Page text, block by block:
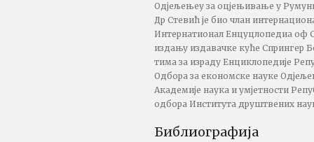
Одјељењеу за оцјењивање у
Др Стевић је био члан
Интернатионал Енцyцлопедиа оф
издању издавачке куће Спрингер
тима за израду Енциклопедије
Одбора за економске науке
Академије наука и умјетности
одбора Института друштвених
Библиографија